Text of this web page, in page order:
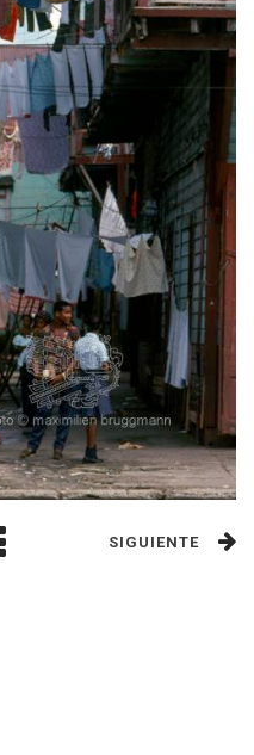
SIGUIENTE